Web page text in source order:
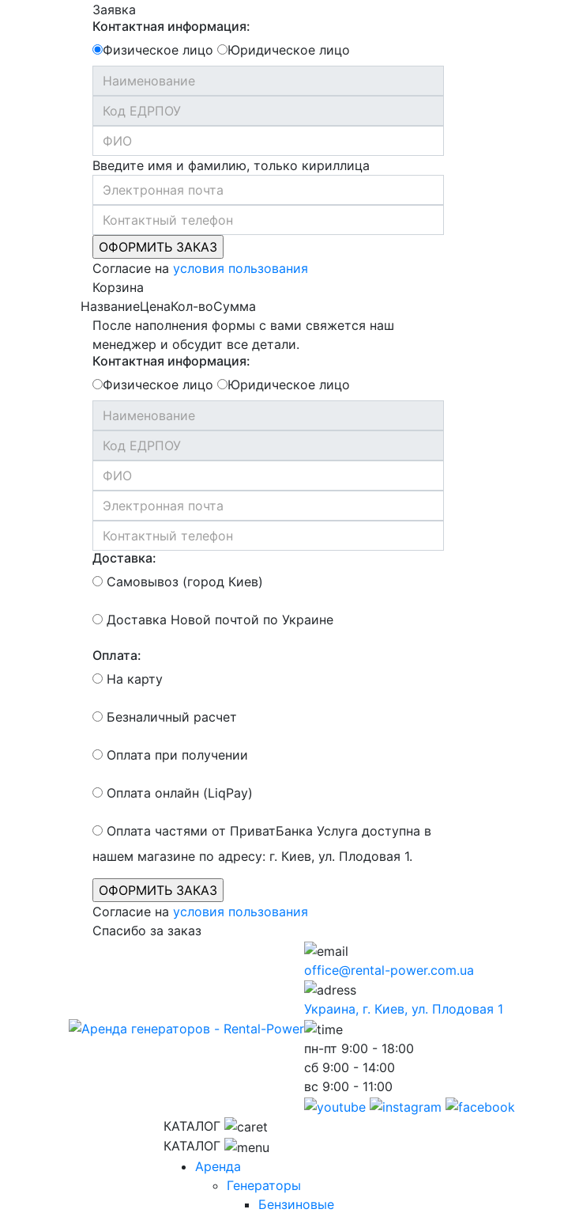
Заявка
Контактная информация:
Физическое лицо
Юридическое лицо
Введите имя и фамилию, только кириллица
Согласие на условия пользования
Корзина
НазваниеЦенаКол-воСумма
После наполнения формы с вами свяжется наш
менеджер и обсудит все детали.
Контактная информация:
Физическое лицо
Юридическое лицо
Доставка:
Самовывоз (город Киев)
Доставка Новой почтой по Украине
Оплата:
На карту
Безналичный расчет
Оплата при получении
Оплата онлайн (LiqPay)
Оплата частями от ПриватБанка Услуга доступна в
нашем магазине по адресу: г. Киев, ул. Плодовая 1.
Согласие на условия пользования
Спасибо за заказ
office@rental-power.com.ua
Украина, г. Киев, ул. Плодовая 1
пн-пт 9:00 - 18:00
сб 9:00 - 14:00
вс 9:00 - 11:00
КАТАЛОГ
КАТАЛОГ
Аренда
Генераторы
Бензиновые